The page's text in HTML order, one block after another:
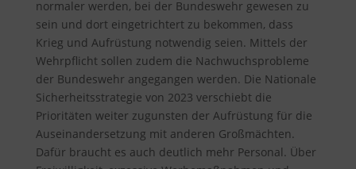
normaler werden, bei der Bundeswehr gewesen zu
sein und dort eingetrichtert zu bekommen, dass
Krieg und Aufrüstung notwendig seien. Mittels der
Wehrpflicht sollen zudem die Nachwuchsprobleme
der Bundeswehr angegangen werden. Die Nationale
Sicherheitsstrategie von 2023 verschiebt die
Prioritäten weiter zugunsten der Aufrüstung für die
Auseinandersetzung mit anderen Großmächten.
Dafür braucht es auch deutlich mehr Personal. Über